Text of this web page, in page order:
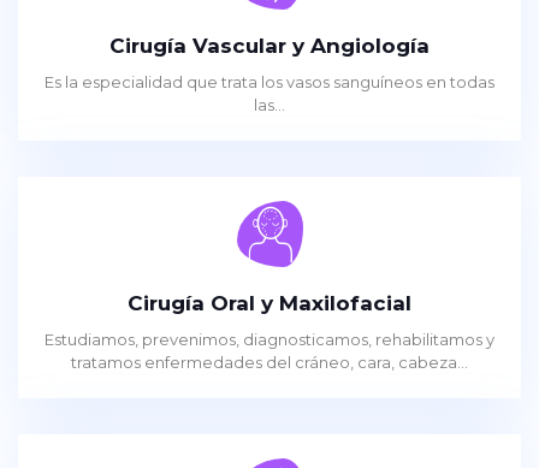
Cirugía Vascular y Angiología
Es la especialidad que trata los vasos sanguíneos en todas
las...
Cirugía Oral y Maxilofacial
Estudiamos, prevenimos, diagnosticamos, rehabilitamos y
tratamos enfermedades del cráneo, cara, cabeza...